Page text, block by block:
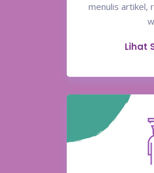
menulis artikel,
Lihat